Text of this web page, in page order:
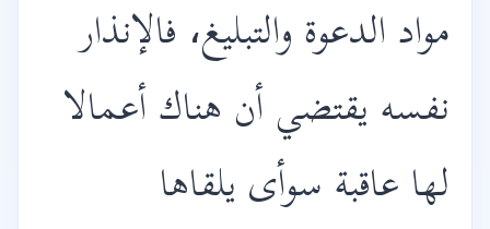
مواد الدعوة والتبليغ، فالإنذار
نفسه يقتضي أن هناك أعمالا
لها عاقبة سوأى يلقاها